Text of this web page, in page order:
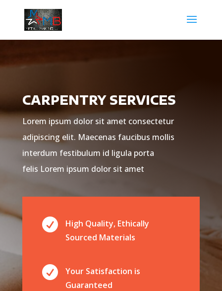
CARPENTRY SERVICES
Lorem ipsum dolor sit amet consectetur
adipiscing elit. Maecenas faucibus mollis
interdum festibulum id ligula porta
felis Lorem ipsum dolor sit amet

High Quality, Ethically
Sourced Materials

Your Satisfaction is
Guaranteed